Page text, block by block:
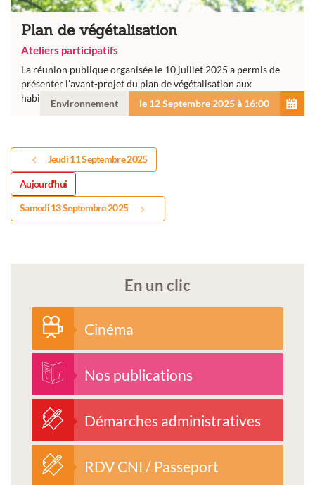
Plan de végétalisation
Ateliers participatifs
La réunion publique organisée le 10 juillet 2025 a permis de
présenter l'avant-projet du plan de végétalisation aux
habitants.Environnement le 12 Septembre 2025 à 16:00
Jeudi 11 Septembre 2025
Aujourd'hui
Samedi 13 Septembre 2025
En un clic
Cinéma
Nos publications
Démarches administratives
RDV CNI / Passeport